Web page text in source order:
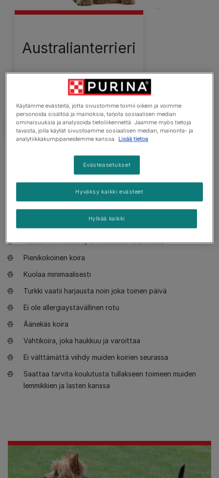
Australianterrieri
Tarve tietää
Vaatii jonkin verran koulutusta
Nauttii noin tunnin päivittäisestä liikunnasta
Pienikokoinen koira
Kuolaa minimaalisesti
Turkki vaatii harjausta noin joka toinen päivä
Ei ole allergiaystävällinen rotu
Äänekäs koira
Vahtikoira, joka haukkuu ja varoittaa
Ei välttämättä viihdy muiden koirien seurassa
Saattaa tarvita koulutusta tullakseen toimeen muiden
lemmikkien ja lasten kanssa
Käytämme evästeitä, jotta sivustomme toimii oikein ja voimme
personoida sisältöä ja mainoksia, tarjota sosiaalisen median
ominaisuuksia ja analysoida tietoliikennettä. Jaamme myös tietoja
tavasta, jolla käytät sivustoamme sosiaalisen median, mainonta- ja
analytiikkakumppaneidemme kanssa. Lisää tietoa
Evästeasetukset
Hylkää kaikki
Hyväksy kaikki evästeet